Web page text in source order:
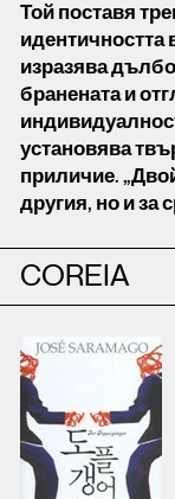
Той поставя
идентичността
изразява
бранената и
установява
приличие.
другия, но и за
COREIA